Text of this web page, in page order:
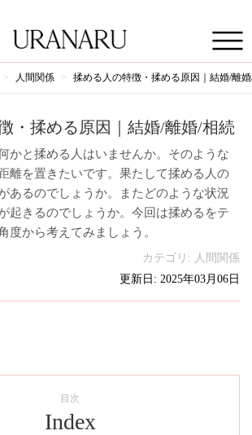
人間関係 揉める人の特徴・揉める原因｜結婚/離
・揉める原因｜結婚/離婚/相続
かと揉める人はいませんか。そのような
離を置きたいです。果たして揉める人の
あるのでしょうか。またどのような状況
起きるのでしょうか。今回は揉めるをテ
度から考えてみましょう。
カテゴリ: 人間関係
更新日: 2025年03月06日
目次
Index